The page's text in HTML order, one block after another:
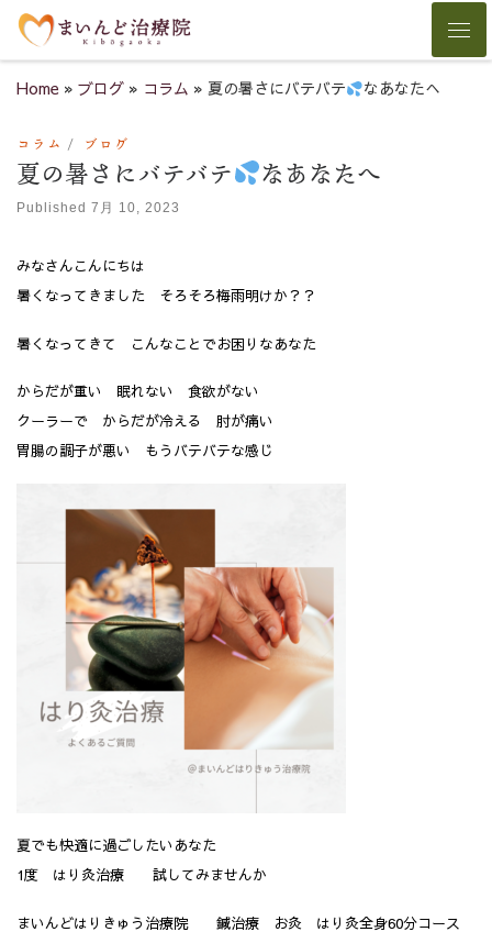
Skip to content
Home » ブログ » コラム » 夏の暑さにバテバテ なあなたへ
コラム ブログ
夏の暑さにバテバテ なあなたへ
Published 7月 10, 2023
みなさんこんにちは
暑くなってきました そろそろ梅雨明けか？？
暑くなってきて こんなことでお困りなあなた
からだが重い 眠れない 食欲がない
クーラーで からだが冷える 肘が痛い
胃腸の調子が悪い もうバテバテな感じ
夏でも快適に過ごしたいあなた
1度 はり灸治療 試してみませんか
まいんどはりきゅう治療院 鍼治療 お灸 はり灸全身60分コース